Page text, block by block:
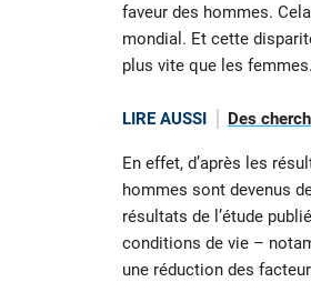
faveur des hommes.
mondial. Et cette
plus vite que les femmes.
LIRE AUSSI Des
En effet, d’après les
hommes sont devenus
résultats de l’étude
conditions de vie –
une réduction des